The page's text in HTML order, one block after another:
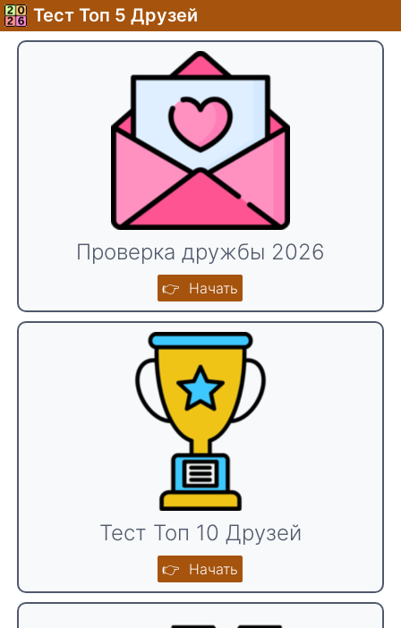
Тест Топ 5 Друзей
Проверка дружбы 2026
👉 Начать
Тест Топ 10 Друзей
👉 Начать